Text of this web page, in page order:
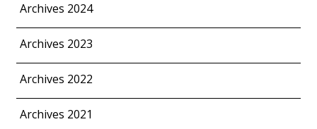
Archives 2024
Archives 2023
Archives 2022
Archives 2021